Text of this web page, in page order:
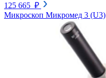
125 665 ₽
Микроскоп Микромед 3 (U3)